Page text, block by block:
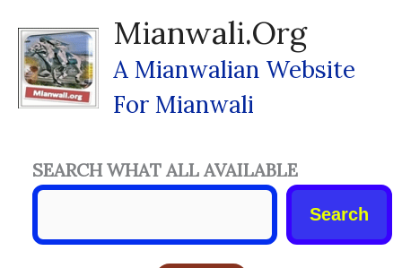
Content
Mianwali.org
A Mianwalian Website
For Mianwali
SEARCH WHAT ALL AVAILABLE
Search